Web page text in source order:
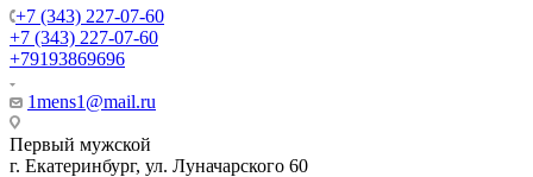
+7 (343) 227-07-60
+7 (343) 227-07-60
+79193869696
1mens1@mail.ru
Первый мужской
г. Екатеринбург, ул. Луначарского 60